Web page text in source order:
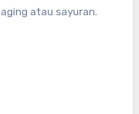
atau sayuran.